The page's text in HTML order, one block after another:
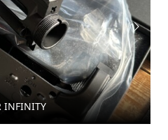
INFINITY
